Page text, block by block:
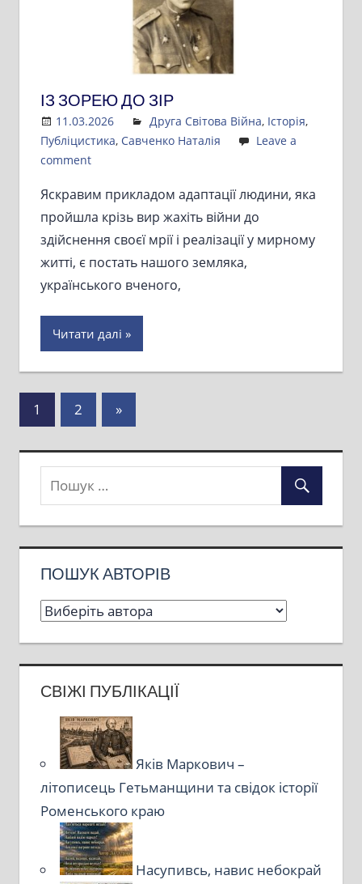
ІЗ ЗОРЕЮ ДО ЗІР
11.03.2026 Admin
Друга Світова Війна, Історія,
Публіцистика, Савченко Наталія
Leave a
comment
Яскравим прикладом адаптації людини, яка
пройшла крізь вир жахіть війни до
здійснення своєї мрії і реалізації у мирному
житті, є постать нашого земляка,
українського вченого,
Читати далі
Пагінація
1 2
Next
Posts
»
ПОШУК АВТОРІВ
СВІЖІ ПУБЛІКАЦІЇ
Яків Маркович –
літописець Гетьманщини та свідок історії
Роменського краю
Насупивсь, навис небокрай